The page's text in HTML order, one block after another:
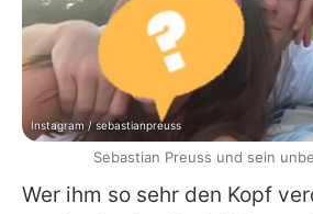
Wer ihm so sehr den Kopf
Instagram / sebastianpreuss
Sebastian Preuss und sein